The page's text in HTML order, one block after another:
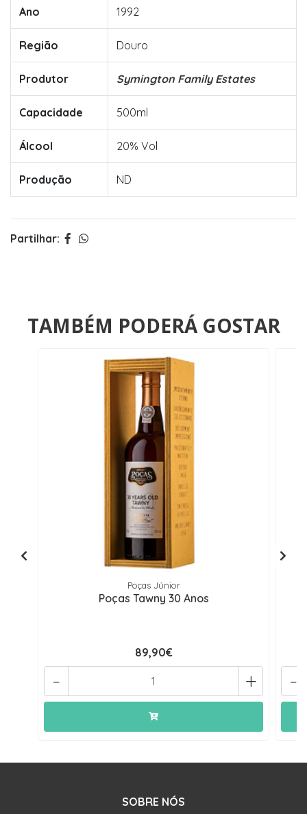
Ano 1992
Região Douro
Produtor Symington Family Estates
Capacidade 500ml
Álcool 20% Vol
Produção ND
Partilhar:
TAMBÉM PODERÁ GOSTAR
Poças Júnior
Poças Tawny 30 Anos
89,90€
+
- -
SOBRE NÓS